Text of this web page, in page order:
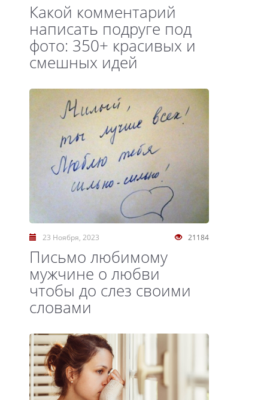
Какой комментарий
написать подруге под
фото: 350+ красивых и
смешных идей
21184
23 Ноября, 2023
Письмо любимому
мужчине о любви
чтобы до слез своими
словами